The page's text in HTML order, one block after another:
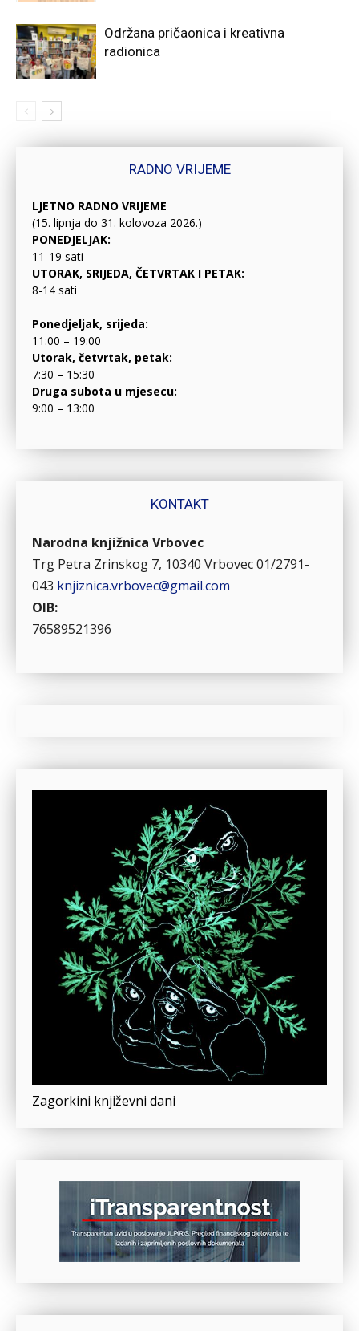
Održana pričaonica i kreativna
radionica
RADNO VRIJEME
LJETNO RADNO VRIJEME
(15. lipnja do 31. kolovoza 2026.)
PONEDJELJAK:
11-19 sati
UTORAK, SRIJEDA, ČETVRTAK I PETAK:
8-14 sati
Ponedjeljak, srijeda:
11:00 – 19:00
Utorak, četvrtak, petak:
7:30 – 15:30
Druga subota u mjesecu:
9:00 – 13:00
KONTAKT
Narodna knjižnica Vrbovec
Trg Petra Zrinskog 7, 10340 Vrbovec01/2791-
043 knjiznica.vrbovec@gmail.com
OIB:
76589521396
Zagorkini književni dani